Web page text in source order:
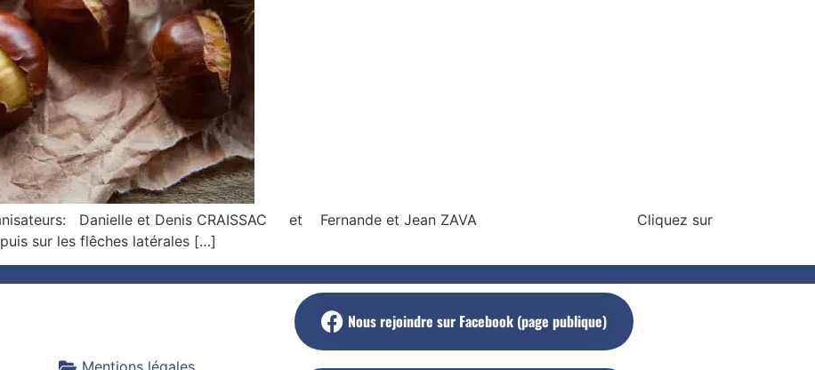
Danielle et Denis CRAISSAC et Fernande et Jean ZAVA Cliquez sur
sur les flêches latérales […]
Nous rejoindre sur Facebook (page publique)